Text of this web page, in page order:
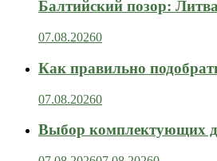
Балтийский позор:
07.08.20260
Как правильно
07.08.20260
Выбор комплектующих